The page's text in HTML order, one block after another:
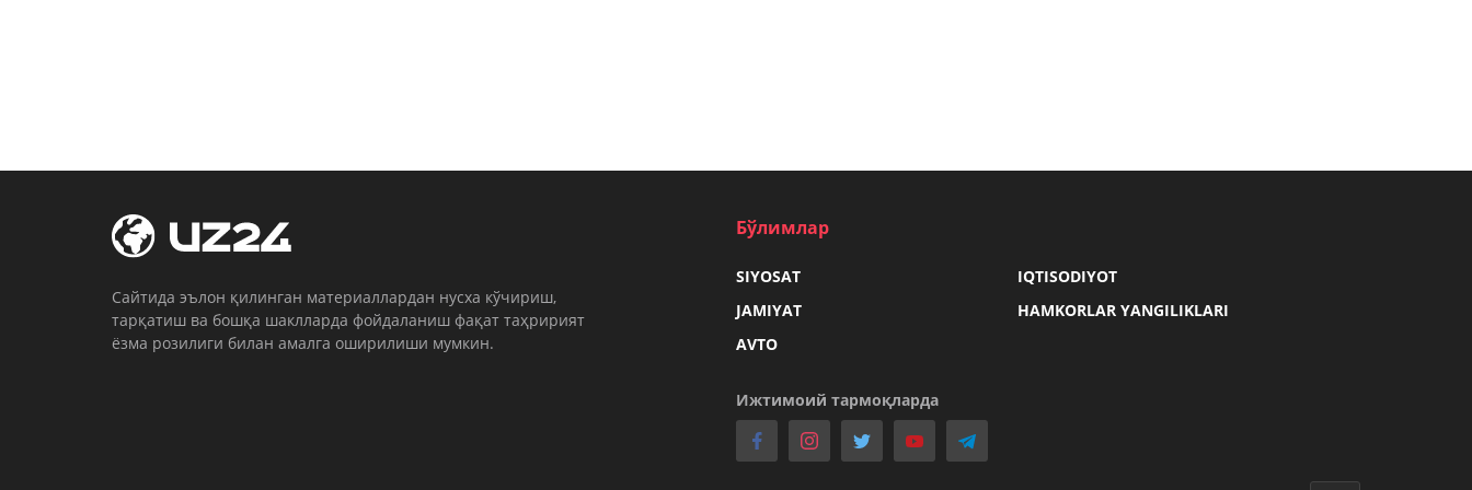
Cайтида эълон қилинган материаллардан нусха кўчириш,
тарқатиш ва бошқа шаклларда фойдаланиш фақат таҳририят
ёзма розилиги билан амалга оширилиши мумкин.
Бўлимлар
SIYOSAT
IQTISODIYOT
JAMIYAT
HAMKORLAR YANGILIKLARI
AVTO
Ижтимоий тармоқларда